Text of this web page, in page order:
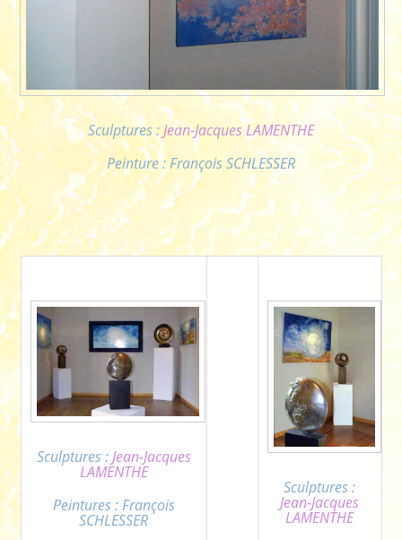
Sculptures :Jean-Jacques LAMENTHE
Peinture : François SCHLESSER
Sculptures :Jean-Jacques
LAMENTHE
Peintures : François
SCHLESSER
Sculptures :
Jean-Jacques
LAMENTHE